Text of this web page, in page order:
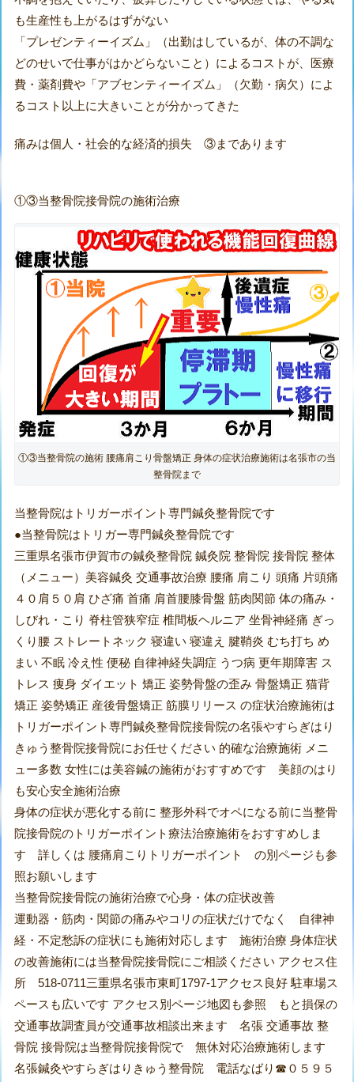
も生産性も上がるはずがない
「プレゼンティーイズム」（出勤はしているが、体の不調な
どのせいで仕事がはかどらないこと）によるコストが、医療
費・薬剤費や「アブセンティーイズム」（欠勤・病欠）によ
るコスト以上に大きいことが分かってきた
痛みは個人・社会的な経済的損失 ③まであります
①③当整骨院接骨院の施術治療
①③当整骨院の施術 腰痛肩こり骨盤矯正 身体の症状治療施術は名張市の当
整骨院まで
当整骨院はトリガーポイント専門鍼灸整骨院です
●当整骨院はトリガー専門鍼灸整骨院です
三重県名張市伊賀市の鍼灸整骨院 鍼灸院 整骨院 接骨院 整体
（メニュー）美容鍼灸 交通事故治療 腰痛 肩こり 頭痛 片頭痛
４０肩５０肩 ひざ痛 首痛 肩首腰膝骨盤 筋肉関節 体の痛み・
しびれ・こり 脊柱管狭窄症 椎間板ヘルニア 坐骨神経痛 ぎっ
くり腰 ストレートネック 寝違い 寝違え 腱鞘炎 むち打ち め
まい 不眠 冷え性 便秘 自律神経失調症 うつ病 更年期障害 ス
トレス 痩身 ダイエット 矯正 姿勢骨盤の歪み 骨盤矯正 猫背
矯正 姿勢矯正 産後骨盤矯正 筋膜リリース の症状治療施術は
トリガーポイント専門鍼灸整骨院接骨院の名張やすらぎはり
きゅう整骨院接骨院にお任せください 的確な治療施術 メニ
ュー多数 女性には美容鍼の施術がおすすめです 美顔のはり
も安心安全施術治療
身体の症状が悪化する前に 整形外科でオペになる前に当整骨
院接骨院のトリガーポイント療法治療施術をおすすめしま
す 詳しくは 腰痛肩こりトリガーポイント の別ページも参
照お願いします
当整骨院接骨院の施術治療で心身・体の症状改善
運動器・筋肉・関節の痛みやコリの症状だけでなく 自律神
経・不定愁訴の症状にも施術対応します 施術治療 身体症状
の改善施術には当整骨院接骨院にご相談ください アクセス住
所 518-0711三重県名張市東町1797-1アクセス良好 駐車場ス
ペースも広いです アクセス別ページ地図も参照 もと損保の
交通事故調査員が交通事故相談出来ます 名張 交通事故 整
骨院 接骨院は当整骨院接骨院で 無休対応治療施術します
名張鍼灸やすらぎはりきゅう整骨院 電話なばり☎０５９５